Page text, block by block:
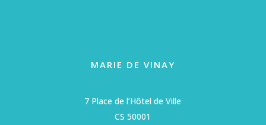
MARIE DE VINAY
7 Place de l’Hôtel de Ville
CS 50001